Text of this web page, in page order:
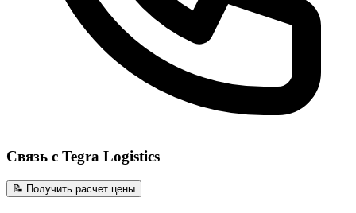
Связь с Tegra Logistics
📝 Получить расчет цены